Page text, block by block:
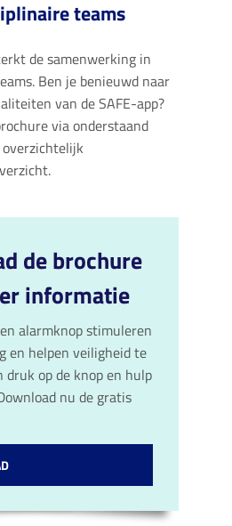
teams
de samenwerking in
Ben je benieuwd naar
van de SAFE-app?
via onderstaand
de brochure
informatie
alarmknop stimuleren
en helpen veiligheid te
druk op de knop en hulp
nu de gratis